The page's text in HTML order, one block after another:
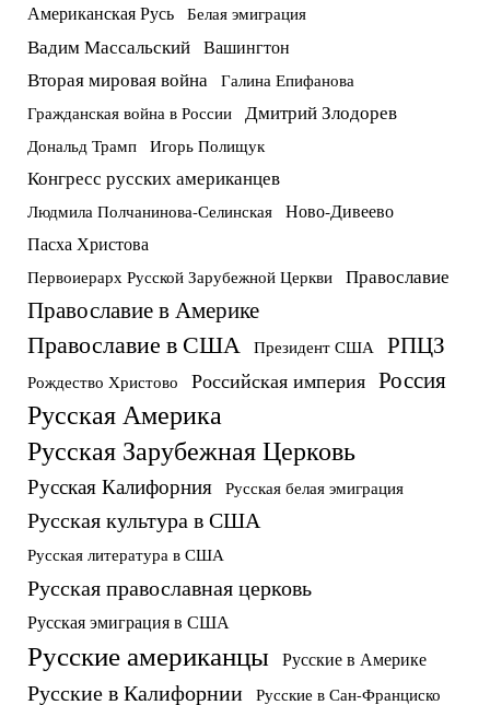
Американская Русь Белая эмиграция
Вадим Массальский Вашингтон
Вторая мировая война Галина Епифанова
Гражданская война в России Дмитрий Злодорев
Дональд Трамп Игорь Полищук
Конгресс русских американцев
Людмила Полчанинова-Селинская Ново-Дивеево
Пасха Христова
Первоиерарх Русской Зарубежной Церкви Православие
Православие в Америке
Православие в США Президент США РПЦЗ
Рождество Христово Российская империя Россия
Русская Америка
Русская Зарубежная Церковь
Русская Калифорния Русская белая эмиграция
Русская культура в США
Русская литература в США
Русская православная церковь
Русская эмиграция в США
Русские американцы Русские в Америке
Русские в Калифорнии Русские в Сан-Франциско